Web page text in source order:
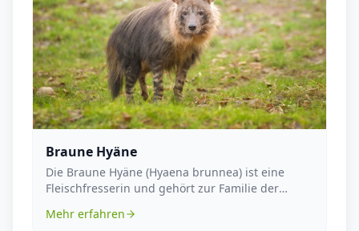
Braune Hyäne
Die Braune Hyäne (Hyaena brunnea) ist eine
Fleischfresserin und gehört zur Familie der
Mehr erfahren